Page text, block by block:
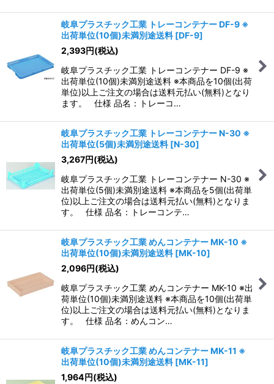
岐阜プラスチック工業 トレーコンテナー DF-9 ※
出荷単位(10個)未満別途送料 [DF-9]
2,393円(税込)
岐阜プラスチック工業 トレーコンテナー DF-9 ※
出荷単位(10個)未満別途送料 ※本商品を10個(出荷
単位)以上ご注文の場合は送料元払い(無料)となり
ます。 仕様 品名：トレーコ…
岐阜プラスチック工業 トレーコンテナー N-30 ※
出荷単位(5個)未満別途送料 [N-30]
3,267円(税込)
岐阜プラスチック工業 トレーコンテナー N-30 ※
出荷単位(5個)未満別途送料 ※本商品を5個(出荷単
位)以上ご注文の場合は送料元払い(無料)となりま
す。 仕様 品名：トレーコンテ…
岐阜プラスチック工業 めんコンテナー MK-10 ※
出荷単位(10個)未満別途送料 [MK-10]
2,096円(税込)
岐阜プラスチック工業 めんコンテナー MK-10 ※出
荷単位(10個)未満別途送料 ※本商品を10個(出荷単
位)以上ご注文の場合は送料元払い(無料)となりま
す。 仕様 品名：めんコン…
岐阜プラスチック工業 めんコンテナー MK-11 ※
出荷単位(10個)未満別途送料 [MK-11]
1,964円(税込)